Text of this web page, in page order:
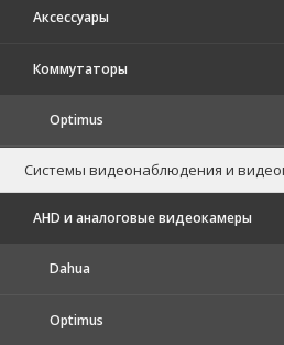
Аксессуары
Коммутаторы
Optimus
Системы видеонаблюдения и
AHD и аналоговые видеокамеры
Dahua
Optimus